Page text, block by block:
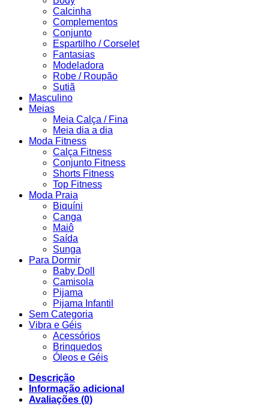
Calcinha
Complementos
Conjunto
Espartilho / Corselet
Fantasias
Modeladora
Robe / Roupão
Sutiã
Masculino
Meias
Meia Calça / Fina
Meia dia a dia
Moda Fitness
Calça Fitness
Conjunto Fitness
Shorts Fitness
Top Fitness
Moda Praia
Biquíni
Canga
Maiô
Saída
Sunga
Para Dormir
Baby Doll
Camisola
Pijama
Pijama Infantil
Sem Categoria
Vibra e Géis
Acessórios
Brinquedos
Óleos e Géis
Descrição
Informação adicional
Avaliações (0)